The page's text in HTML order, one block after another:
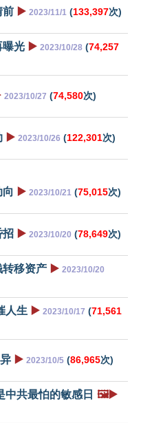
前 ▶️ 2023/11/1 (133,397次)
曝光 ▶️ 2023/10/28 (74,257
2023/10/27 (74,580次)
▶️ 2023/10/26 (122,301次)
▶️ 2023/10/21 (75,015次)
招 ▶️ 2023/10/20 (78,649次)
转移资产 ▶️ 2023/10/20
人生 ▶️ 2023/10/17 (71,561
▶️ 2023/10/5 (86,965次)
中共最怕的敏感日 🖼️▶️